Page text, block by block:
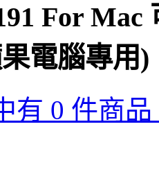
For
電腦專用)
有 0 件商